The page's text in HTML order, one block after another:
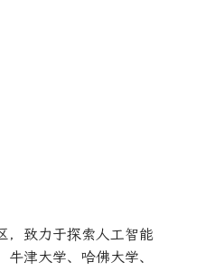
，致力于探索人工智能
津大学、哈佛大学、